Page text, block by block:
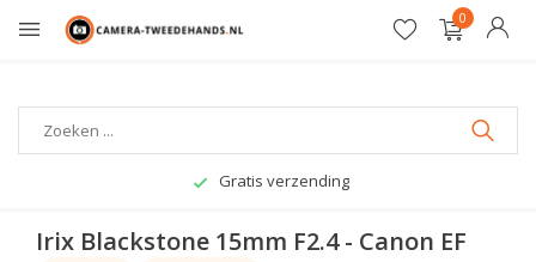
0
Gratis verzending
Irix Blackstone 15mm F2.4 - Canon EF